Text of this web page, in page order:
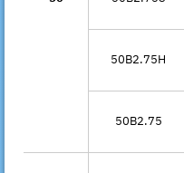
50B2.75H
50B2.75